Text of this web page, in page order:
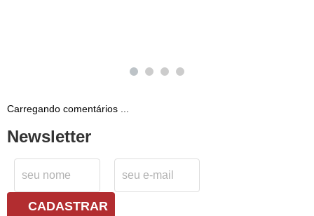
Carregando comentários ...
Newsletter
CADASTRAR